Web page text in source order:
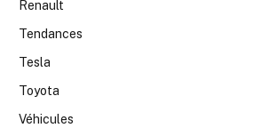
Renault
Tendances
Tesla
Toyota
Véhicules